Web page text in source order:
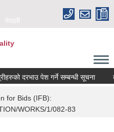
नेपाली
दरभाउ पेश गर्ने सम्बन्धी सूचना तह
for Bids (IFB):
WORKS/1/082-83